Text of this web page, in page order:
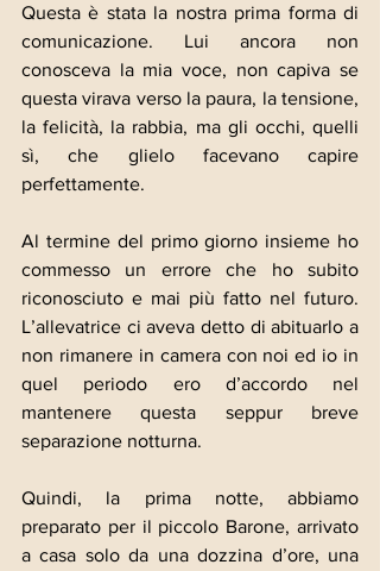
Questa è stata la nostra prima forma di
comunicazione. Lui ancora non
conosceva la mia voce, non capiva se
questa virava verso la paura, la tensione,
la felicità, la rabbia, ma gli occhi, quelli
sì, che glielo facevano capire
perfettamente.
Al termine del primo giorno insieme ho
commesso un errore che ho subito
riconosciuto e mai più fatto nel futuro.
L’allevatrice ci aveva detto di abituarlo a
non rimanere in camera con noi ed io in
quel periodo ero d’accordo nel
mantenere questa seppur breve
separazione notturna.
Quindi, la prima notte, abbiamo
preparato per il piccolo Barone, arrivato
a casa solo da una dozzina d’ore, una